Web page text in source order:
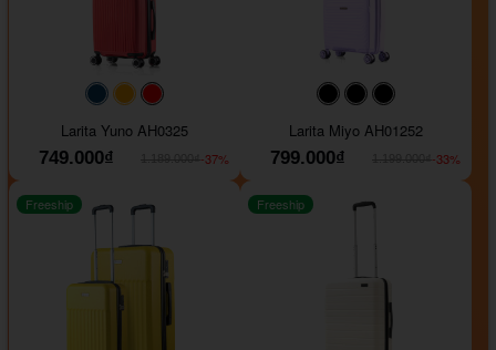
#093f69#ffa500
Larita Yuno AH0325
749.000₫
-37%
#000000#000000
Larita Miyo AH01252
799.000₫
-33%
Freeship Freeship